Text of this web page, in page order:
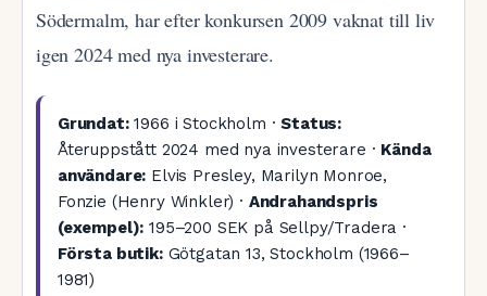
Södermalm, har efter konkursen 2009 vaknat till liv
igen 2024 med nya investerare.
Grundat:1966 i Stockholm ·Status:
Återuppstått 2024 med nya investerare · Kända
användare: Elvis Presley, Marilyn Monroe,
Fonzie (Henry Winkler) · Andrahandspris
(exempel): 195–200 SEK på Sellpy/Tradera ·
Första butik:Götgatan 13, Stockholm (1966–
1981)